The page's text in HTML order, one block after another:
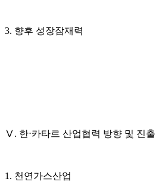
3. 향후 성장잠재력
Ⅴ. 한⋅카타르 산업협력 방향 및 진출
1. 천연가스산업